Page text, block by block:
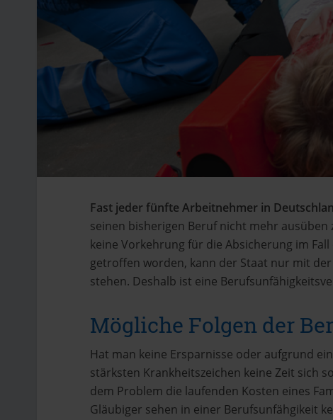
Fast jeder fünfte Arbeitnehmer in
seinen bisherigen Beruf nicht mehr
keine Vorkehrung für die Absicherung im
getroffen worden, kann der Staat nur mit
stehen. Deshalb ist eine
Mögliche Folgen der
Hat man keine Ersparnisse oder aufgrund
stärksten Krankheitszeichen keine Zeit sich
dem Problem die laufenden Kosten eines
Gläubiger sehen in einer Berufsunfähgikeit